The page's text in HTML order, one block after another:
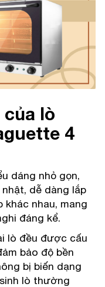
lò
4
dáng nhỏ gọn,
dễ dàng lắp
khác nhau, mang
đáng kể.
lò đều được cấu
bảo độ bền
bị biến dạng
lò thường